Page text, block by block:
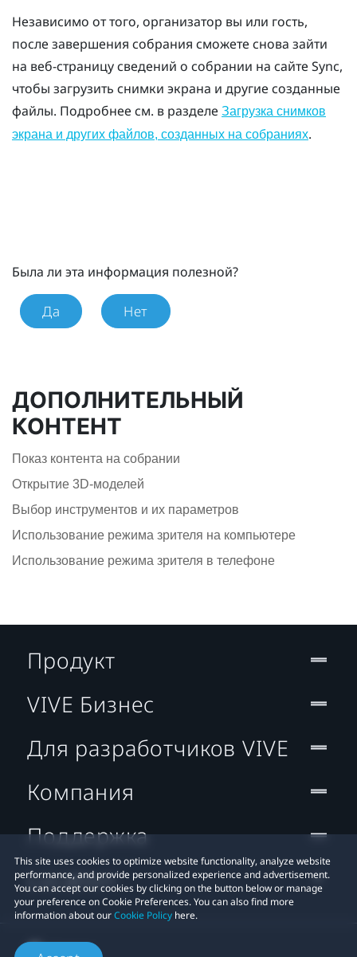
Независимо от того, организатор вы или гость,
после завершения собрания сможете снова зайти
на веб-страницу сведений о собрании на сайте Sync,
чтобы загрузить снимки экрана и другие созданные
файлы. Подробнее см. в разделе Загрузка снимков
экрана и других файлов, созданных на собраниях.
Была ли эта информация полезной?
Да Нет
ДОПОЛНИТЕЛЬНЫЙ
КОНТЕНТ
Показ контента на собрании
Открытие 3D-моделей
Выбор инструментов и их параметров
Использование режима зрителя на компьютере
Использование режима зрителя в телефоне
This site uses cookies to optimize website functionality, analyze website
performance, and provide personalized experience and advertisement.
You can accept our cookies by clicking on the button below or manage
your preference on Cookie Preferences. You can also find more
information about ourCookie Policy here.
Продукт
VIVE Бизнес
Для разработчиков VIVE
Компания
Поддержка
Location